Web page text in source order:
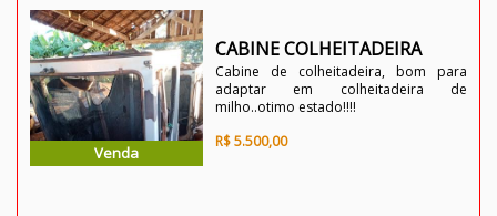
módulo coordenador
scania industrial
Módulo coordenador scania
industrial usado...!!!cod 1793631